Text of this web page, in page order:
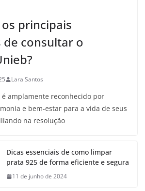
principais
de consultar o
Lara Santos
amplamente reconhecido por
e bem-estar para a vida de seus
na resolução
Dicas essenciais de como limpar
prata 925 de forma eficiente e segura
11 de junho de 2024